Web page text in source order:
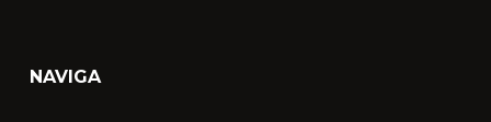
NAVIGA